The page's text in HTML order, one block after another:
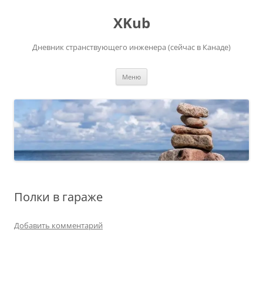
XKub
Дневник странствующего инженера (сейчас в Канаде)
Меню
Полки в гараже
Добавить комментарий